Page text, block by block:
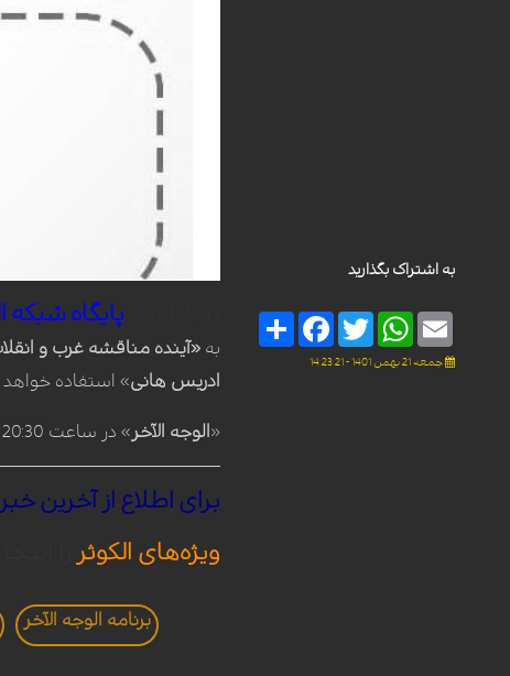
به اشتراک بگذارید
Share
FacebookTwitter
WhatsAppEmail
جمعه 21 بهمن 1401 - 14:23:21
پایگاه شبکه
به «آینده مناقشه غرب و
ادریس هانی» استفاده
« الوجه الآخر » در ساعت 20:30 امشب به وقت مکه (21 به وقت تهران) از آنتن شبکه الکوثر پخش خواهد شد.
برای اطلاع از آخرین
ویژه‌های الکوثر
برنامه الوجه الآخر